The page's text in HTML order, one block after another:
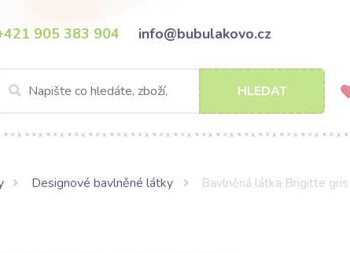
905 383 904 info@bubulakovo.cz
HLEDAT
Designové bavlněné látky Bavlněná látka Brigitte gris